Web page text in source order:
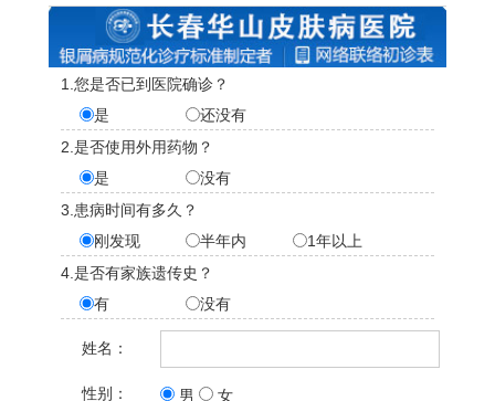
1.您是否已到医院确诊？
是
还没有
2.是否使用外用药物？
是
没有
3.患病时间有多久？
刚发现
半年内
1年以上
4.是否有家族遗传史？
有
没有
姓名：
性别： 男 女